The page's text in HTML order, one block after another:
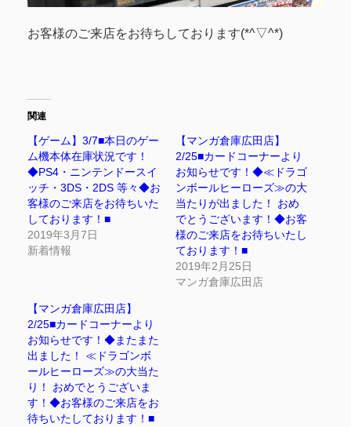
お客様のご来店をお待ちしております(*^▽^*)
関連
【ゲーム】3/7■本日のゲー
ム機本体在庫状況です！
◆PS4・ニンテンドースイ
ッチ・3DS・2DS 等々◆お
客様のご来店をお待ちいた
しております！■
2019年3月7日
新着情報
【マンガ倉庫広田店】
2/25■カードコーナーより
お知らせです！◆≪ドラゴ
ンボールヒーローズ≫の大
当たりが出ました！ おめ
でとうございます！◆お客
様のご来店をお待ちいたし
ております！■
2019年2月25日
マンガ倉庫広田店
【マンガ倉庫広田店】
2/25■カードコーナーより
お知らせです！◆またまた
出ました！ ≪ドラゴンボ
ールヒーローズ≫の大当た
り！ おめでとうございま
す！◆お客様のご来店をお
待ちいたしております！■